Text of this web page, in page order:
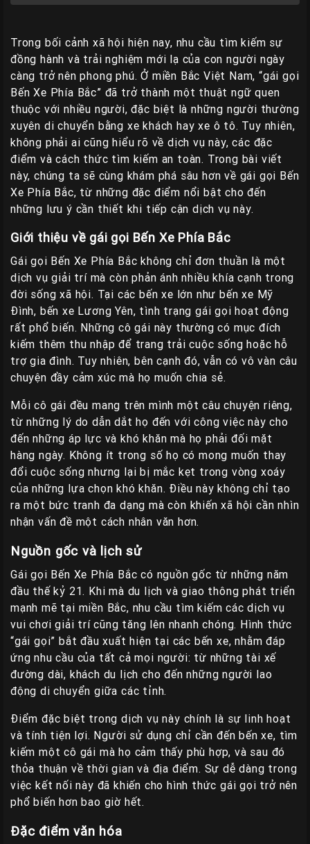
Trong bối cảnh xã hội hiện nay, nhu cầu tìm kiếm sự
đồng hành và trải nghiệm mới lạ của con người ngày
càng trở nên phong phú. Ở miền Bắc Việt Nam, “gái gọi
Bến Xe Phía Bắc” đã trở thành một thuật ngữ quen
thuộc với nhiều người, đặc biệt là những người thường
xuyên di chuyển bằng xe khách hay xe ô tô. Tuy nhiên,
không phải ai cũng hiểu rõ về dịch vụ này, các đặc
điểm và cách thức tìm kiếm an toàn. Trong bài viết
này, chúng ta sẽ cùng khám phá sâu hơn về gái gọi Bến
Xe Phía Bắc, từ những đặc điểm nổi bật cho đến
những lưu ý cần thiết khi tiếp cận dịch vụ này.
Giới thiệu về gái gọi Bến Xe Phía Bắc
Gái gọi Bến Xe Phía Bắc không chỉ đơn thuần là một
dịch vụ giải trí mà còn phản ánh nhiều khía cạnh trong
đời sống xã hội. Tại các bến xe lớn như bến xe Mỹ
Đình, bến xe Lương Yên, tình trạng gái gọi hoạt động
rất phổ biến. Những cô gái này thường có mục đích
kiếm thêm thu nhập để trang trải cuộc sống hoặc hỗ
trợ gia đình. Tuy nhiên, bên cạnh đó, vẫn có vô vàn câu
chuyện đầy cảm xúc mà họ muốn chia sẻ.
Mỗi cô gái đều mang trên mình một câu chuyện riêng,
từ những lý do dẫn dắt họ đến với công việc này cho
đến những áp lực và khó khăn mà họ phải đối mặt
hàng ngày. Không ít trong số họ có mong muốn thay
đổi cuộc sống nhưng lại bị mắc kẹt trong vòng xoáy
của những lựa chọn khó khăn. Điều này không chỉ tạo
ra một bức tranh đa dạng mà còn khiến xã hội cần nhìn
nhận vấn đề một cách nhân văn hơn.
Nguồn gốc và lịch sử
Gái gọi Bến Xe Phía Bắc có nguồn gốc từ những năm
đầu thế kỷ 21. Khi mà du lịch và giao thông phát triển
mạnh mẽ tại miền Bắc, nhu cầu tìm kiếm các dịch vụ
vui chơi giải trí cũng tăng lên nhanh chóng. Hình thức
“gái gọi” bắt đầu xuất hiện tại các bến xe, nhằm đáp
ứng nhu cầu của tất cả mọi người: từ những tài xế
đường dài, khách du lịch cho đến những người lao
động di chuyển giữa các tỉnh.
Điểm đặc biệt trong dịch vụ này chính là sự linh hoạt
và tính tiện lợi. Người sử dụng chỉ cần đến bến xe, tìm
kiếm một cô gái mà họ cảm thấy phù hợp, và sau đó
thỏa thuận về thời gian và địa điểm. Sự dễ dàng trong
việc kết nối này đã khiến cho hình thức gái gọi trở nên
phổ biến hơn bao giờ hết.
Đặc điểm văn hóa